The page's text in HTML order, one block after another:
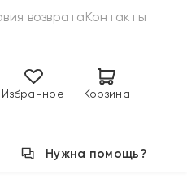
возвратаКонтакты
Избранное Корзина
Нужна помощь?